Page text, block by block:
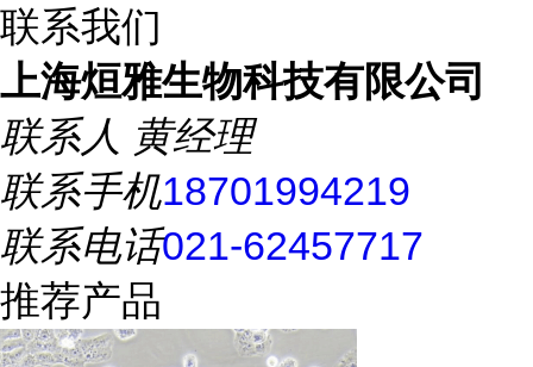
联系我们
上海烜雅生物科技有限公司
联系人 黄经理
联系手机18701994219
联系电话021-62457717
推荐产品